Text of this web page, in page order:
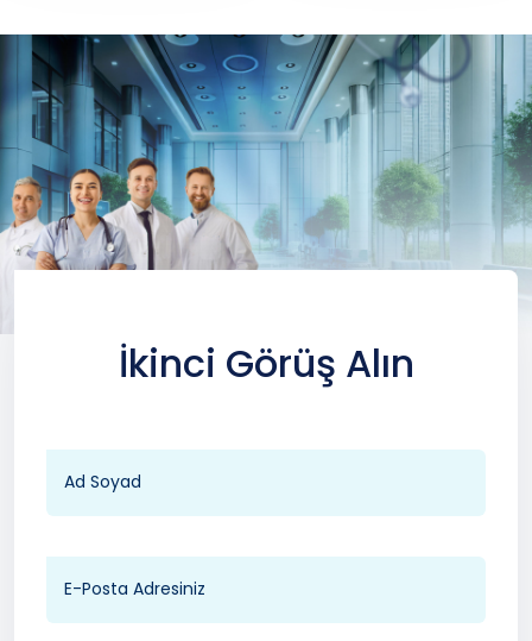
İkinci Görüş Alın